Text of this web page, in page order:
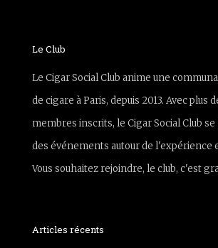
Le Club
Le Cigar Social Club anime une
de cigare à Paris, depuis 2013. Avec plus
membres inscrits, le Cigar Social Club
des événements autour de l'expérience
Vous souhaitez rejoindre, le club, c'est
Articles récents